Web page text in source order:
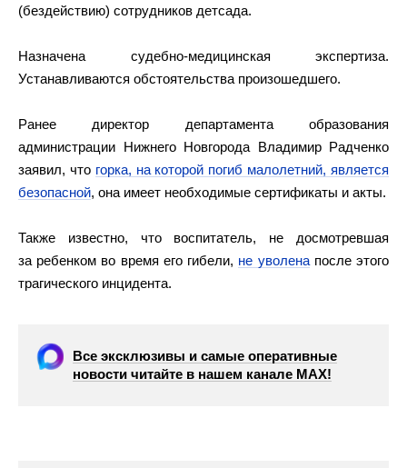
(бездействию) сотрудников детсада.
Назначена судебно-медицинская экспертиза.
Устанавливаются обстоятельства произошедшего.
Ранее директор департамента образования
администрации Нижнего Новгорода Владимир Радченко
заявил, что горка, на которой погиб малолетний, является
безопасной, она имеет необходимые сертификаты и акты.
Также известно, что воспитатель, не досмотревшая
за ребенком во время его гибели, не уволенапосле этого
трагического инцидента.
Все эксклюзивы и самые оперативные
новости читайте в нашем канале МАХ!